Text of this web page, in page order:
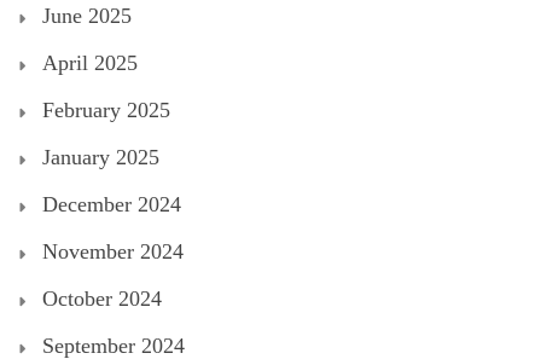
June 2025
April 2025
February 2025
January 2025
December 2024
November 2024
October 2024
September 2024